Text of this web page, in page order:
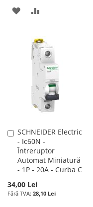
ADAUGATI
LISTA
DORINTE
COMPARARE
SCHNEIDER Electric
- Ic60N -
Întreruptor
Automat Miniatură
- 1P - 20A - Curba C
34,00 Lei
28,10 Lei
Adauga
în
cos